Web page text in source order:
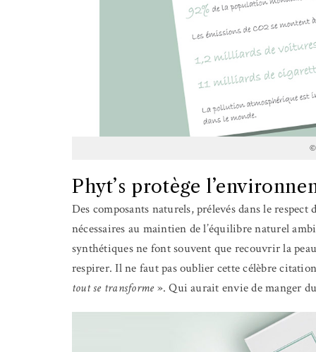
Phyt’s protège
Des composants naturels, prélevés dans le
nécessaires au maintien de l’équilibre naturel
synthétiques ne font souvent que recouvrir la
respirer. Il ne faut pas oublier cette célèbre
tout se transforme ».Qui aurait envie de manger